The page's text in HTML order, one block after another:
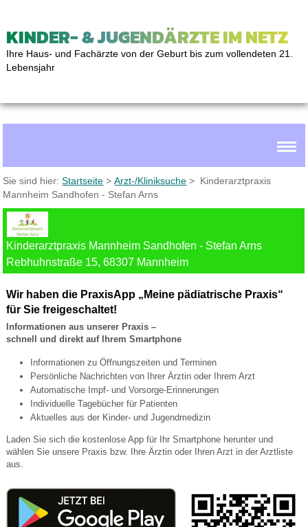
KINDER- & JUGENDÄRZTE IM NETZ
Ihre Haus- und Fachärzte von der Geburt bis zum vollendeten 21.
Lebensjahr
Sie sind hier:Startseite >Arzt-/Kliniksuche > Kinderarztpraxis
Mannheim Sandhofen - Stefan Arns
Kinderarztpraxis Mannheim Sandhofen - Stefan Arns
Rebhuhnstraße 15, 68307 Mannheim
Wir haben die PraxisApp „Meine pädiatrische Praxis“
für Sie freigeschaltet!
Informationen aus unserer Praxis –
schnell und direkt auf Ihrem Smartphone
Informationen zu Öffnungszeiten und Terminen
Persönliche Nachrichten von Ihrer Ärztin oder Ihrem Arzt
Automatische Impf- und Vorsorge-Erinnerungen
Individuelle Tagebücher für Patienten
Aktuelles aus der Kinder- und Jugendmedizin
Laden Sie sich die kostenlose App für Ihr Smartphone herunter und
wählen Sie unsere Praxis bzw. Ihre Ärztin oder Ihren Arzt in der Arztliste
aus.